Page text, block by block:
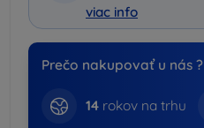
viac info
Prečo nakupovať u nás ?
14rokov na trhu